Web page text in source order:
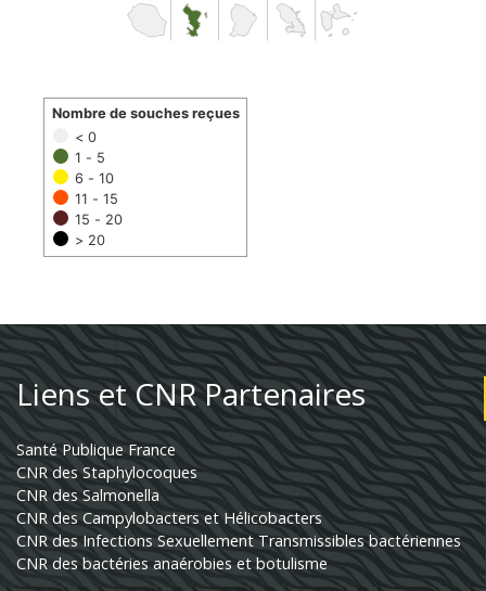
< 0
1 - 5
6 - 10
11 - 15
15 - 20
> 20
Nombre de souches reçues
Liens et CNR Partenaires
Santé Publique France
CNR des Staphylocoques
CNR des Salmonella
CNR des Campylobacters et Hélicobacters
CNR des Infections Sexuellement Transmissibles bactériennes
CNR des bactéries anaérobies et botulisme